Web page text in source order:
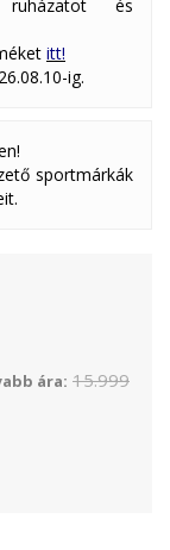
ruházatot és
itt!
ig.
sportmárkák
ára: 15.999